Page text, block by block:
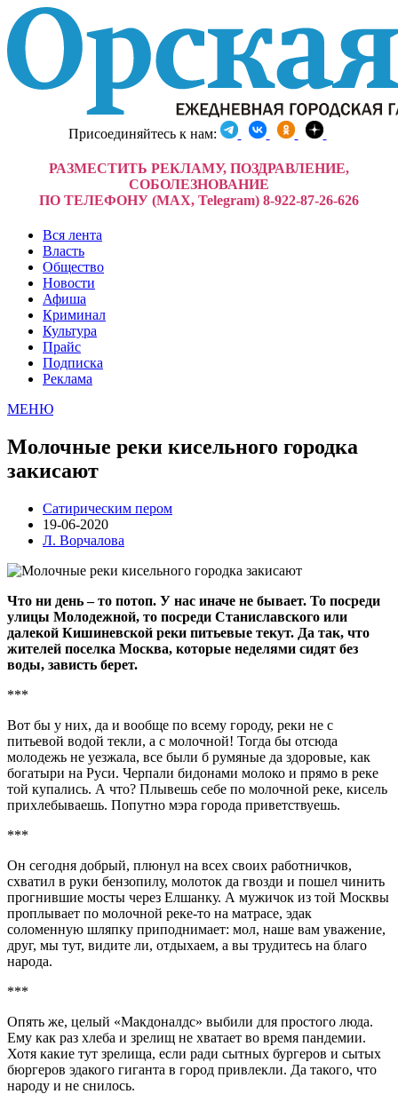
Присоединяйтесь к нам:
РАЗМЕСТИТЬ РЕКЛАМУ, ПОЗДРАВЛЕНИЕ,
СОБОЛЕЗНОВАНИЕ
ПО ТЕЛЕФОНУ (MAX, Telegram) 8-922-87-26-626
Вся лента
Власть
Общество
Новости
Афиша
Криминал
Культура
Прайс
Подписка
Реклама
МЕНЮ
Молочные реки кисельного городка
закисают
Сатирическим пером
19-06-2020
Л. Ворчалова
Что ни день – то потоп. У нас иначе не бывает. То посреди
улицы Молодежной, то посреди Станиславского или
далекой Кишиневской реки питьевые текут. Да так, что
жителей поселка Москва, которые неделями сидят без
воды, зависть берет.
***
Вот бы у них, да и вообще по всему городу, реки не с
питьевой водой текли, а с молочной! Тогда бы отсюда
молодежь не уезжала, все были б румяные да здоровые, как
богатыри на Руси. Черпали бидонами молоко и прямо в реке
той купались. А что? Плывешь себе по молочной реке, кисель
прихлебываешь. Попутно мэра города приветствуешь.
***
Он сегодня добрый, плюнул на всех своих работничков,
схватил в руки бензопилу, молоток да гвозди и пошел чинить
прогнившие мосты через Елшанку. А мужичок из той Москвы
проплывает по молочной реке-то на матрасе, эдак
соломенную шляпку приподнимает: мол, наше вам уважение,
друг, мы тут, видите ли, отдыхаем, а вы трудитесь на благо
народа.
***
Опять же, целый «Макдоналдс» выбили для простого люда.
Ему как раз хлеба и зрелищ не хватает во время пандемии.
Хотя какие тут зрелища, если ради сытных бургеров и сытых
бюргеров эдакого гиганта в город привлекли. Да такого, что
народу и не снилось.